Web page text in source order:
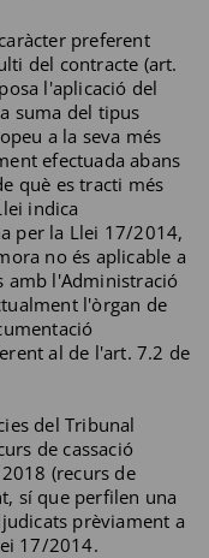
preferent
del contracte (art.
l'aplicació del
suma del tipus
a la seva més
efectuada abans
què es tracti més
indica
per la Llei 17/2014,
no és aplicable a
amb l'Administració
l'òrgan de
al de l'art. 7.2 de
del Tribunal
de cassació
(recurs de
sí que perfilen una
prèviament a
17/2014.